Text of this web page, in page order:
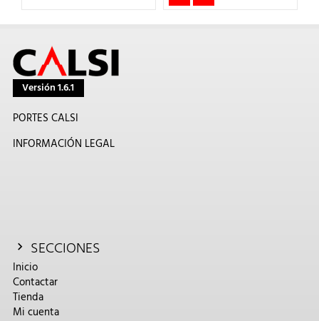
Versión 1.6.1
PORTES CALSI
INFORMACIÓN LEGAL
SECCIONES
Inicio
Contactar
Tienda
Mi cuenta